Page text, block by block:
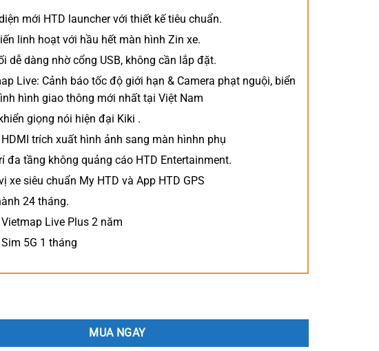
mới HTD launcher với thiết kế tiêu chuẩn.
linh hoạt với hầu hết màn hình Zin xe.
dễ dàng nhờ cổng USB, không cần lắp đặt.
Live: Cảnh báo tốc độ giới hạn & Camera phạt nguội, biển
hình giao thông mới nhất tại Việt Nam
giọng nói hiện đại Kiki .
HDMI trích xuất hình ảnh sang màn hìnhn phụ
đa tầng không quảng cáo HTD Entertainment.
xe siêu chuẩn My HTD và App HTD GPS
24 tháng.
Live Plus 2 năm
5G 1 tháng
số lượng
MUA NGAY